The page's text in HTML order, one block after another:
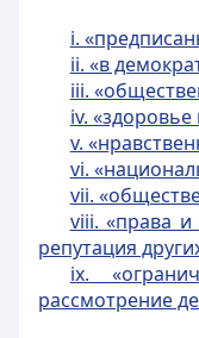
i.
ii. «в
iii.
iv.
v.
vi.
vii.
viii. «права и
репутация
ix.
рассмотрение